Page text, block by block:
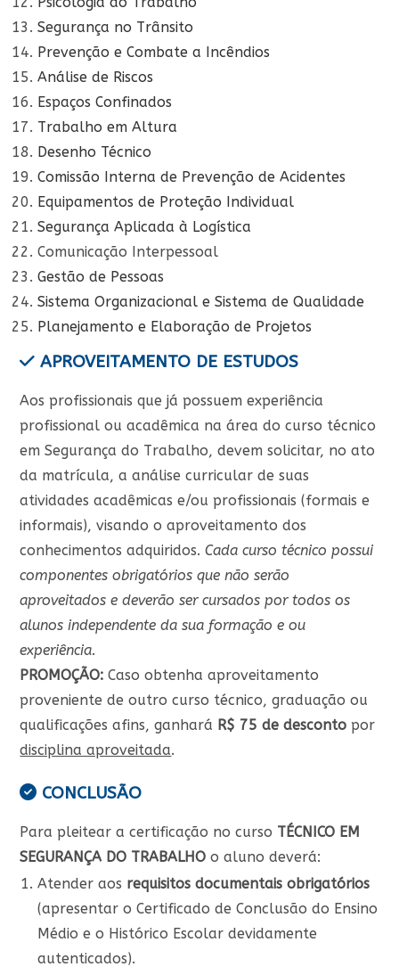
Segurança no Trânsito
Prevenção e Combate a Incêndios
Análise de Riscos
Espaços Confinados
Trabalho em Altura
Desenho Técnico
Comissão Interna de Prevenção de Acidentes
Equipamentos de Proteção Individual
Segurança Aplicada à Logística
Comunicação Interpessoal
Gestão de Pessoas
Sistema Organizacional e Sistema de Qualidade
Planejamento e Elaboração de Projetos
APROVEITAMENTO DE ESTUDOS
Aos profissionais que já possuem experiência
profissional ou acadêmica na área do curso técnico
em Segurança do Trabalho, devem solicitar, no ato
da matrícula, a análise curricular de suas
atividades acadêmicas e/ou profissionais (formais e
informais), visando o aproveitamento dos
conhecimentos adquiridos.Cada curso técnico possui
componentes obrigatórios que não serão
aproveitados e deverão ser cursados por todos os
alunos independente da sua formação e ou
experiência.
PROMOÇÃO: Caso obtenha aproveitamento
proveniente de outro curso técnico, graduação ou
qualificações afins, ganhará R$ 75 de desconto por
disciplina aproveitada.
CONCLUSÃO
Para pleitear a certificação no curso TÉCNICO EM
SEGURANÇA DO TRABALHO o aluno deverá:
Atender aos requisitos documentais obrigatórios
(apresentar o Certificado de Conclusão do Ensino
Médio e o Histórico Escolar devidamente
autenticados).